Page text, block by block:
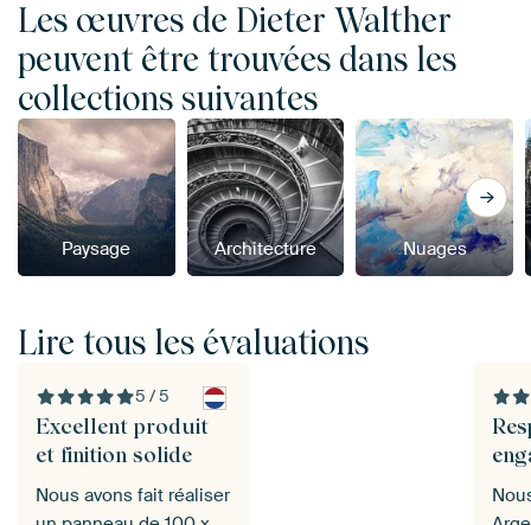
Les œuvres de Dieter Walther
peuvent être trouvées dans les
collections suivantes
Paysage Architecture Nuages
Lire tous les évaluations
5 / 5
Excellent produit
et finition solide
Nous avons fait réaliser